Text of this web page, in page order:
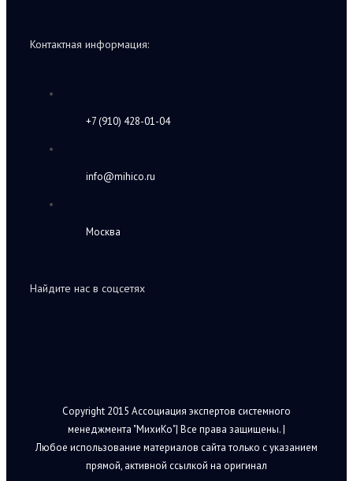
Контактная информация:
+7 (910) 428-01-04
info@mihico.ru
Москва
Найдите нас в соцсетях
Copyright 2015 Ассоциация экспертов системного
менеджмента "МихиКо"| Все права защищены. |
Любое использование материалов сайта только с указанием
прямой, активной ссылкой на оригинал